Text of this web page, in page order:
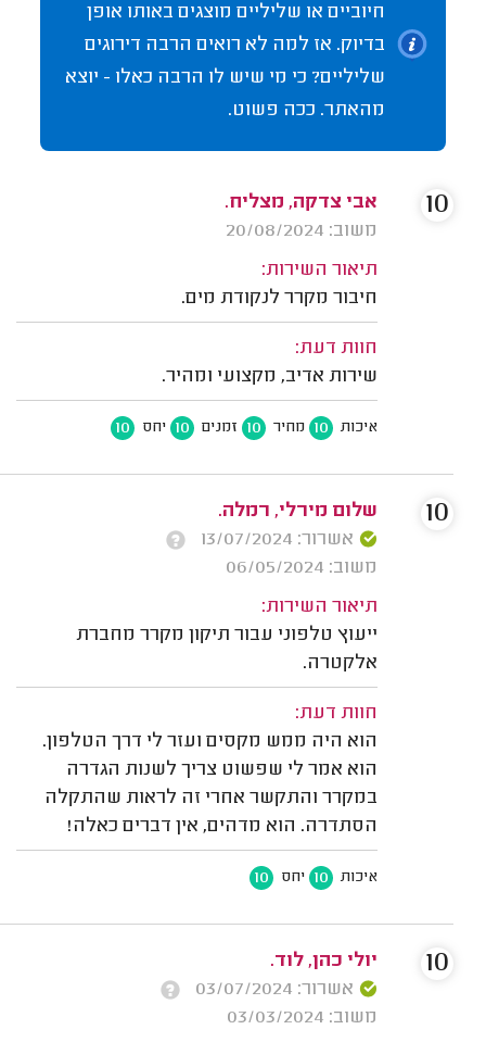
חיוביים או שליליים מוצגים באותו אופן
בדיוק. אז למה לא רואים הרבה דירוגים
שליליים? כי מי שיש לו הרבה כאלו - יוצא
מהאתר. ככה פשוט.
אבי צדקה, מצליח.
משוב: 20/08/2024
תיאור השירות:
חיבור מקרר לנקודת מים.
חוות דעת:
שירות אדיב, מקצועי ומהיר.
איכות 10 מחיר 10 זמנים 10 יחס 10
10
שלום מירלי, רמלה.
אשרור: 13/07/2024
משוב: 06/05/2024
תיאור השירות:
ייעוץ טלפוני עבור תיקון מקרר מחברת
אלקטרה.
חוות דעת:
הוא היה ממש מקסים ועזר לי דרך הטלפון.
הוא אמר לי שפשוט צריך לשנות הגדרה
במקרר והתקשר אחרי זה לראות שהתקלה
הסתדרה. הוא מדהים, אין דברים כאלה!
איכות 10 יחס 10
10
יולי כהן, לוד.
אשרור: 03/07/2024
משוב: 03/03/2024
10